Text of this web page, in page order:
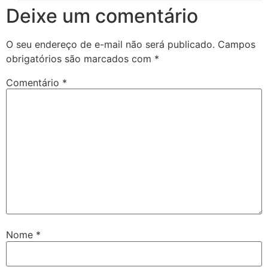
Deixe um comentário
O seu endereço de e-mail não será publicado. Campos
obrigatórios são marcados com *
Comentário *
Nome *